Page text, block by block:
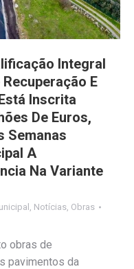
Integral
E
Inscrita
De Euros,
Semanas
A
Na Variante
Notícias Obras
obras de
pavimentos da